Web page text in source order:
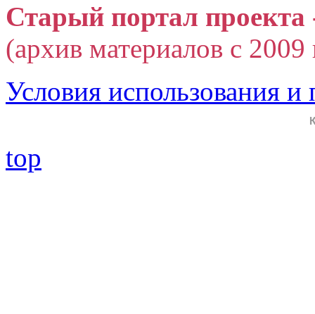
Старый портал
(архив материалов с
Условия использования
top